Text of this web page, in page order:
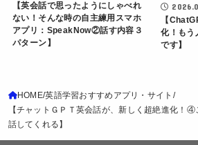
【英会話で思ったようにしゃべれ
ない！そんな時の自主練用スマホ
アプリ：SpeakNow②話す内容３
パターン】
【
化！もう
です】
HOME 英語学習おすすめアプリ・サイト
【チャットＧＰＴ英会話が、新しく超絶進化！
話してくれる】